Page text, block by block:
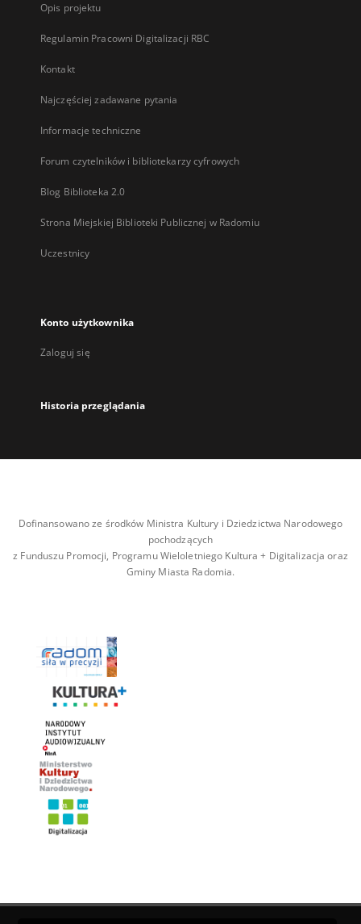
Opis projektu
Regulamin Pracowni Digitalizacji RBC
Kontakt
Najczęściej zadawane pytania
Informacje techniczne
Forum czytelników i bibliotekarzy cyfrowych
Blog Biblioteka 2.0
Strona Miejskiej Biblioteki Publicznej w Radomiu
Uczestnicy
Konto użytkownika
Zaloguj się
Historia przeglądania
Dofinansowano ze środków Ministra Kultury i Dziedzictwa Narodowego
pochodzących
z Funduszu Promocji, Programu Wieloletniego Kultura + Digitalizacja oraz
Gminy Miasta Radomia.